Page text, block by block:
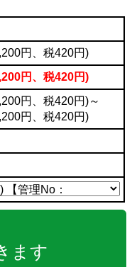
円、税420円)
円、税420円)
円、税420円)～
円、税420円)
ます